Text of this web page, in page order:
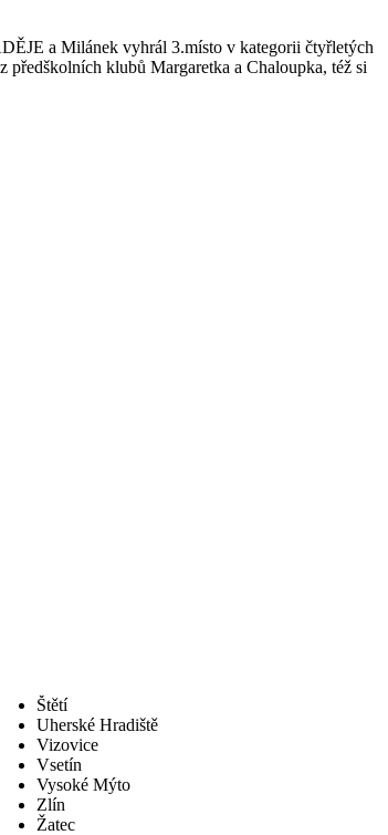
a Milánek vyhrál 3.místo v kategorii čtyřletých
klubů Margaretka a Chaloupka, též si
Štětí
Uherské Hradiště
Vizovice
Vsetín
Vysoké Mýto
Zlín
Žatec